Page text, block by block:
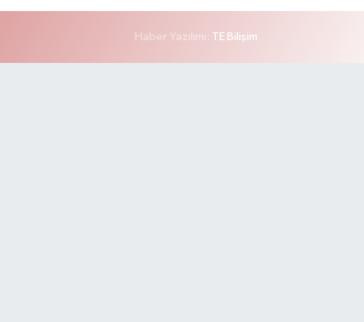
Haber Yazılımı: TE Bilişim